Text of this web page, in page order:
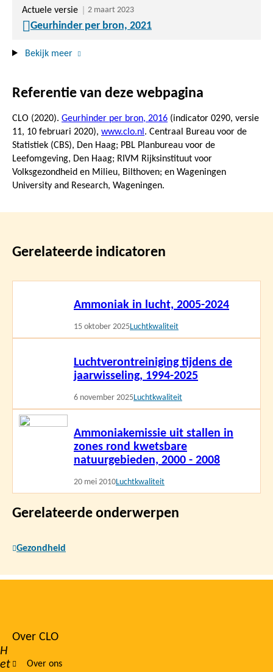
Actuele versie 2 maart 2023
Geurhinder per bron, 2021
Bekijk meer
Referentie van deze webpagina
CLO (2020). Geurhinder per bron, 2016 (indicator 0290, versie
11, 10 februari 2020), www.clo.nl . Centraal Bureau voor de
Statistiek (CBS), Den Haag; PBL Planbureau voor de
Leefomgeving, Den Haag; RIVM Rijksinstituut voor
Volksgezondheid en Milieu, Bilthoven; en Wageningen
University and Research, Wageningen.
Gerelateerde indicatoren
Ammoniak in lucht, 2005-2024
15 oktober 2025Luchtkwaliteit
Luchtverontreiniging tijdens de
jaarwisseling, 1994-2025
6 november 2025Luchtkwaliteit
Ammoniakemissie uit stallen in
zones rond kwetsbare
natuurgebieden, 2000 - 2008
20 mei 2010Luchtkwaliteit
Lees
Gerelateerde onderwerpen
Gezondheid
H
et
Footer
Over CLO
Over ons